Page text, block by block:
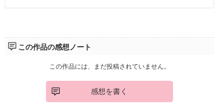
この作品の感想ノート
この作品には、まだ投稿されていません。
感想を書く